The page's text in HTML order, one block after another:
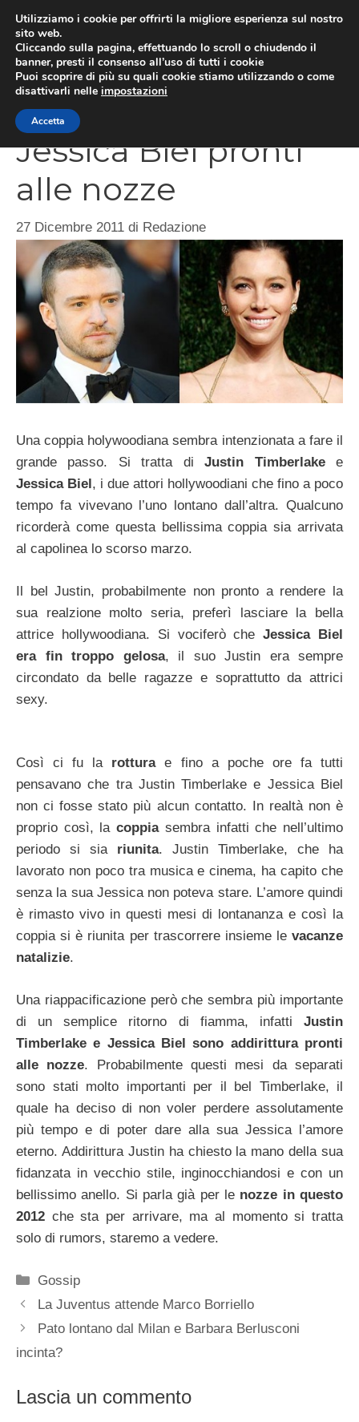
contenuto
Justin Timberlake e
Jessica Biel pronti
alle nozze
27 Dicembre 2011 di Redazione
Una coppia holywoodiana sembra intenzionata a fare il
grande passo. Si tratta diJustin Timberlakee
Jessica Biel , i due attori hollywoodiani che fino a poco
tempo fa vivevano l’uno lontano dall’altra. Qualcuno
ricorderà come questa bellissima coppia sia arrivata
al capolinea lo scorso marzo.
Il bel Justin, probabilmente non pronto a rendere la
sua realzione molto seria, preferì lasciare la bella
attrice hollywoodiana. Si vociferò cheJessica Biel
era fin troppo gelosa, il suo Justin era sempre
circondato da belle ragazze e soprattutto da attrici
sexy.
Così ci fu la rotturae fino a poche ore fa tutti
pensavano che tra Justin Timberlake e Jessica Biel
non ci fosse stato più alcun contatto. In realtà non è
proprio così, lacoppia sembra infatti che nell’ultimo
periodo si sia riunita. Justin Timberlake, che ha
lavorato non poco tra musica e cinema, ha capito che
senza la sua Jessica non poteva stare. L’amore quindi
è rimasto vivo in questi mesi di lontananza e così la
coppia si è riunita per trascorrere insieme le vacanze
natalizie.
Una riappacificazione però che sembra più importante
di un semplice ritorno di fiamma, infatti Justin
Timberlake e Jessica Biel sono addirittura pronti
alle nozze. Probabilmente questi mesi da separati
sono stati molto importanti per il bel Timberlake, il
quale ha deciso di non voler perdere assolutamente
più tempo e di poter dare alla sua Jessica l’amore
eterno. Addirittura Justin ha chiesto la mano della sua
fidanzata in vecchio stile, inginocchiandosi e con un
bellissimo anello. Si parla già per le nozze in questo
2012 che sta per arrivare, ma al momento si tratta
solo di rumors, staremo a vedere.
Categorie
Gossip
La Juventus attende Marco Borriello
Pato lontano dal Milan e Barbara Berlusconi
incinta?
Lascia un commento
Utilizziamo i cookie per offrirti la migliore esperienza sul nostro
sito web.
Cliccando sulla pagina, effettuando lo scroll o chiudendo il
banner, presti il consenso all’uso di tutti i cookie
Puoi scoprire di più su quali cookie stiamo utilizzando o come
disattivarli nelle impostazioni
Accetta